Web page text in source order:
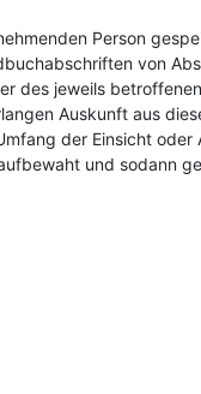
Person
von
des jeweils
Auskunft aus
der Einsicht
und sodann